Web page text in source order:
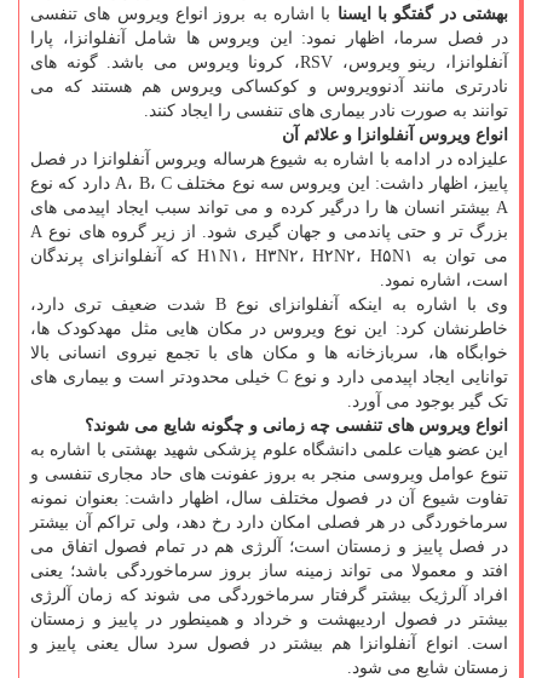
بهشتی در گفتگو با ایسنا با اشاره به بروز انواع ویروس های تنفسی
در فصل سرما، اظهار نمود: این ویروس ها شامل آنفلوانزا، پارا
آنفلوانزا، رینو ویروس، RSV، کرونا ویروس می باشد. گونه های
نادرتری مانند آدنوویروس و کوکساکی ویروس هم هستند که می
توانند به صورت نادر بیماری های تنفسی را ایجاد کنند.
انواع ویروس آنفلوانزا و علائم آن
علیزاده در ادامه با اشاره به شیوع هرساله ویروس آنفلوانزا در فصل
پاییز، اظهار داشت: این ویروس سه نوع مختلف A، B، C دارد که نوع
A بیشتر انسان ها را درگیر کرده و می تواند سبب ایجاد اپیدمی های
بزرگ تر و حتی پاندمی و جهان گیری شود. از زیر گروه های نوع A
می توان به H۱N۱، H۳N۲، H۲N۲، H۵N۱ که آنفلوانزای پرندگان
است، اشاره نمود.
وی با اشاره به اینکه آنفلوانزای نوع B شدت ضعیف تری دارد،
خاطرنشان کرد: این نوع ویروس در مکان هایی مثل مهدکودک ها،
خوابگاه ها، سربازخانه ها و مکان های با تجمع نیروی انسانی بالا
توانایی ایجاد اپیدمی دارد و نوع C خیلی محدودتر است و بیماری های
تک گیر بوجود می آورد.
انواع ویروس های تنفسی چه زمانی و چگونه شایع می شوند؟
این عضو هیات علمی دانشگاه علوم پزشکی شهید بهشتی با اشاره به
تنوع عوامل ویروسی منجر به بروز عفونت های حاد مجاری تنفسی و
تفاوت شیوع آن در فصول مختلف سال، اظهار داشت: بعنوان نمونه
سرماخوردگی در هر فصلی امکان دارد رخ دهد، ولی تراکم آن بیشتر
در فصل پاییز و زمستان است؛ آلرژی هم در تمام فصول اتفاق می
افتد و معمولا می تواند زمینه ساز بروز سرماخوردگی باشد؛ یعنی
افراد آلرژیک بیشتر گرفتار سرماخوردگی می شوند که زمان آلرژی
بیشتر در فصول اردیبهشت و خرداد و همینطور در پاییز و زمستان
است. انواع آنفلوانزا هم بیشتر در فصول سرد سال یعنی پاییز و
زمستان شایع می شود.